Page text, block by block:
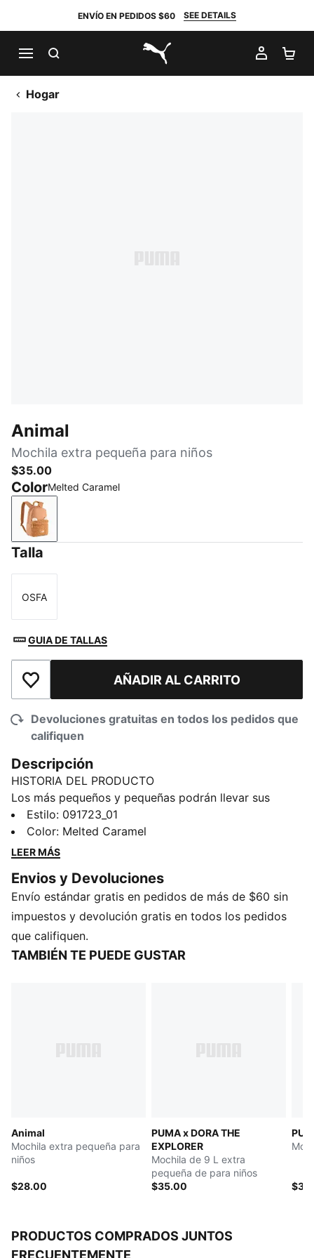
ENVÍO EN PEDIDOS $60 SEE DETAILS
PUMA.com
MI
Hogar
Animal
Mochila extra pequeña para niños
$35.00
ColorMelted Caramel
Melted Caramel
Talla
Talla
OSFA
GUIA DE TALLAS
Añadir a la lista de deseosAÑADIR AL CARRITO
Devoluciones gratuitas en todos los pedidos que
califiquen
Descripción
HISTORIA DEL PRODUCTO
Los más pequeños y pequeñas podrán llevar sus
pertenencias esenciales con estilo en nuestros bolsos
y mochilas PUMA. Livianos, duraderos y con diseños
divertidos, estos accesorios son perfectos para llevar
plaza. Fáciles de llevar y con mucha personalidad, son
los compañeros ideales para cualquier plan.
CARACTERÍSTICAS Y BENEFICIOS
Producto fabricado con al menos un 90% de
materiales reciclados
a 8 años
Estilo: 091723_01
Color: Melted Caramel
LEER MÁS
Envios y Devoluciones
Envío estándar gratis en pedidos de más de $60 sin
impuestos y devolución gratis en todos los pedidos
que califiquen.
TAMBIÉN TE PUEDE GUSTAR
Animal
Mochila extra pequeña para
niños
$28.00
PUMA x DORA THE
EXPLORER
Mochila de 9 L extra
pequeña de para niños
$35.00
PRODUCTOS COMPRADOS JUNTOS
FRECUENTEMENTE